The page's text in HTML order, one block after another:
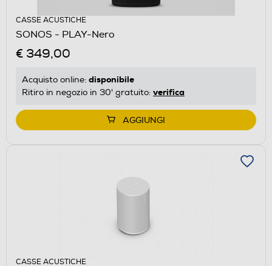
CASSE ACUSTICHE
SONOS - PLAY-Nero
€ 349,00
Acquisto online: disponibile
Ritiro in negozio in 30' gratuito: verifica
AGGIUNGI
CASSE ACUSTICHE